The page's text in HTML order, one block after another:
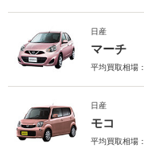
日産
マーチ
平均買取相場：
日産
モコ
平均買取相場：